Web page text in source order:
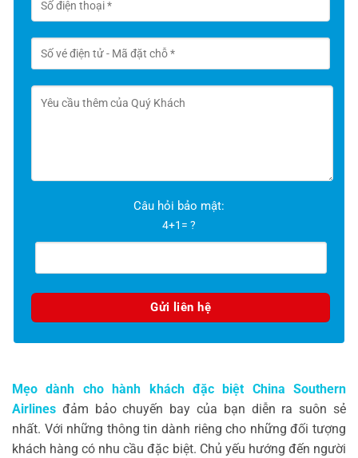
Câu hỏi bảo mật:
4+1= ?
Mẹo dành cho hành khách đặc biệt China Southern
Airlines đảm bảo chuyến bay của bạn diễn ra suôn sẻ
nhất. Với những thông tin dành riêng cho những đối tượng
khách hàng có nhu cầu đặc biệt. Chủ yếu hướng đến người